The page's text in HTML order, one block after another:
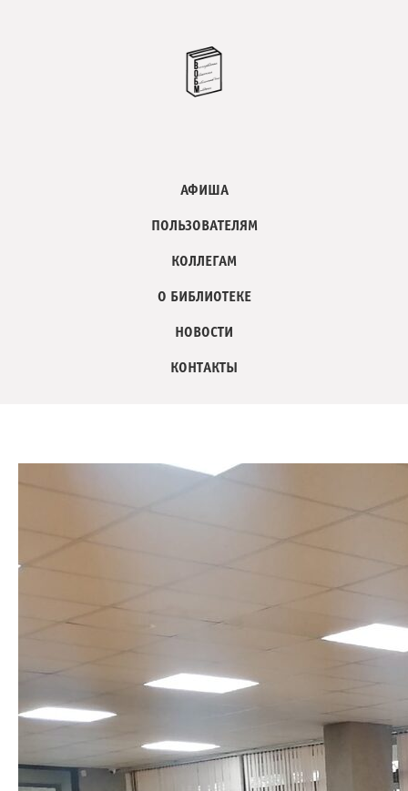
АФИША
ПОЛЬЗОВАТЕЛЯМ
КОЛЛЕГАМ
О БИБЛИОТЕКЕ
НОВОСТИ
КОНТАКТЫ